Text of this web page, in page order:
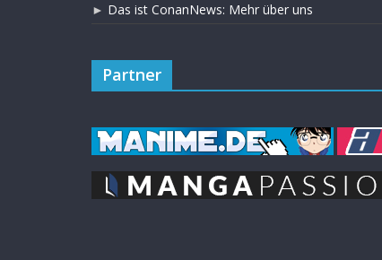
► Das ist ConanNews: Mehr über uns
Partner